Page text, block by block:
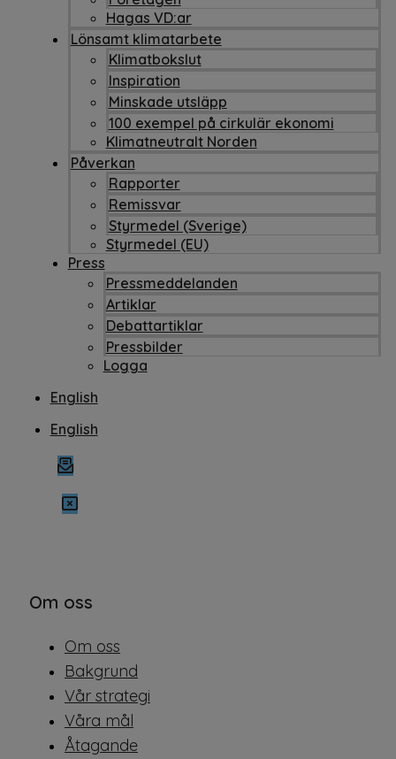
Hagas VD:ar
Lönsamt klimatarbete
Klimatbokslut
Inspiration
Minskade utsläpp
100 exempel på cirkulär ekonomi
Klimatneutralt Norden
Påverkan
Rapporter
Remissvar
Styrmedel (Sverige)
Styrmedel (EU)
Press
Pressmeddelanden
Artiklar
Debattartiklar
Pressbilder
Logga
English
English
Om oss
Om oss
Bakgrund
Vår strategi
Våra mål
Åtagande